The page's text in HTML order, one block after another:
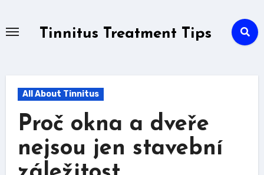
Tinnitus Treatment Tips
All About Tinnitus
Proč okna a dveře
nejsou jen stavební